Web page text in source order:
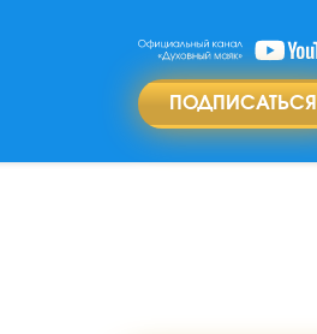
ПОДПИСАТЬСЯ